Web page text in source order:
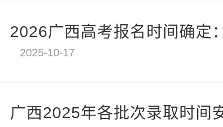
2026广西高考报名时间确定
2025-10-17
广西2025年各批次录取时间